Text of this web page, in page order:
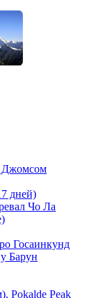
Джомсом
дней)
Чо Ла
Госаинкунд
Барун
Pokalde Peak